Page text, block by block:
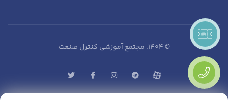
© 1404. مجتمع آموزشی کنترل صنعت